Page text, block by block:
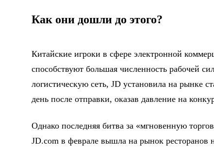
Как они дошли до этого?
Китайские игроки в сфере электронной
способствуют большая численность рабочей
логистическую сеть, JD установила на рынке
день после отправки, оказав давление на
Однако последняя битва за «мгновенную
JD.com в феврале вышла на рынок